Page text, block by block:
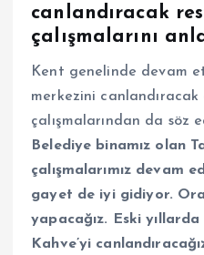
canlandıracak
çalışmalarını
Kent genelinde devam
merkezini
çalışmalarından da söz
Belediye binamız olan
çalışmalarımız devam
gayet de iyi gidiyor.
yapacağız. Eski
Kahve’yi